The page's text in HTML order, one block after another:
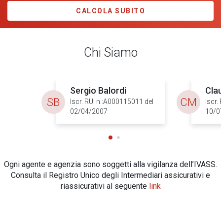
CALCOLA SUBITO
Chi Siamo
Sergio Balordi
Iscr. RUI n.:A000115011 del
02/04/2007
SB
Iscr.
10/
CM
Ogni agente e agenzia sono soggetti alla vigilanza dell’IVASS.
Consulta il Registro Unico degli Intermediari assicurativi e
riassicurativi al seguente link